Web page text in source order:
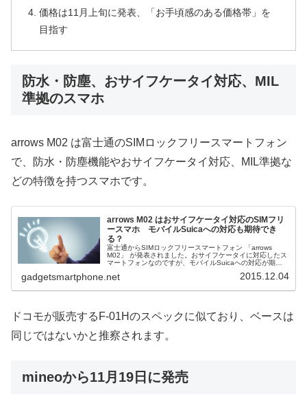
価格は11月上旬に発表、「お手頃感のある価格帯」を
目指す
防水・防塵、おサイフケータイ対応、MIL
準拠のスマホ
arrows M02 は富士通のSIMロックフリースマートフォン
で、防水・防塵機能やおサイフケータイ対応、MIL準拠な
どの特徴を持つスマホです。
arrows M02 はおサイフケータイ対応のSIMフリ
ースマホ モバイルSuicaへの対応も期待でき
る？
富士通からSIMロックフリースマートフォン 「arrows
M02」 が発表されました。おサイフケータイに対応したス
マートフォンなのですが、モバイルSuicaへの対応が期待
クフリースマー...
gadgetsmartphone.net 2015.12.04
ドコモが販売するF-01Hのスペックに似ており、ベースは
同じではないかと推察されます。
mineoから11月19日に発売